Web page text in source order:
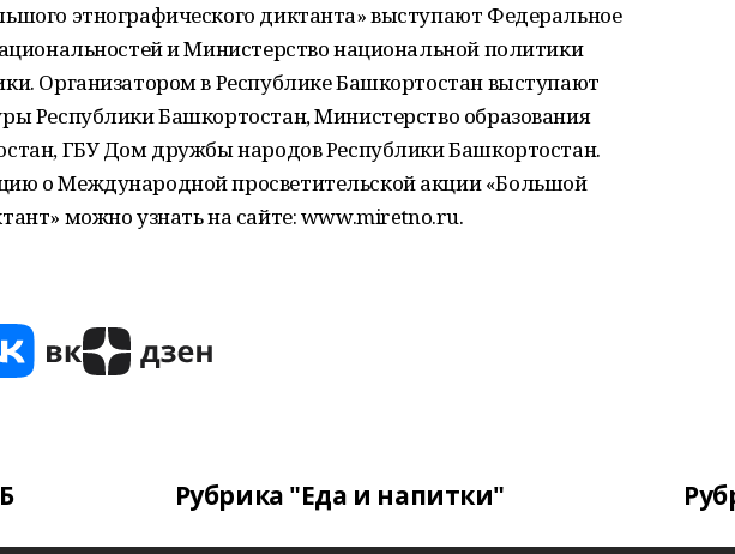
этнографического диктанта» выступают Федеральное
и Министерство национальной политики
Организатором в Республике Башкортостан выступают
Республики Башкортостан, Министерство образования
ГБУ Дом дружбы народов Республики Башкортостан.
о Международной просветительской акции «Большой
можно узнать на сайте: www.miretno.ru.
Рубрика "Еда и напитки"